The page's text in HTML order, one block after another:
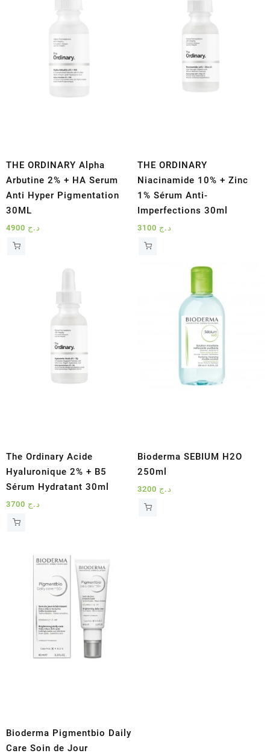
THE ORDINARY Alpha
Arbutine 2% + HA Serum
Anti Hyper Pigmentation
30ML
د.ج
THE ORDINARY
Niacinamide 10% + Zinc
1% Sérum Anti-
Imperfections 30ml
د.ج
The Ordinary Acide
Hyaluronique 2% + B5
Sérum Hydratant 30ml
د.ج
Bioderma SEBIUM H2O
250ml
د.ج
Bioderma Pigmentbio Daily
Care Soin de Jour